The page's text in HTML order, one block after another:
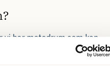
vi har metodrum som kan
Om ni befinner er på en